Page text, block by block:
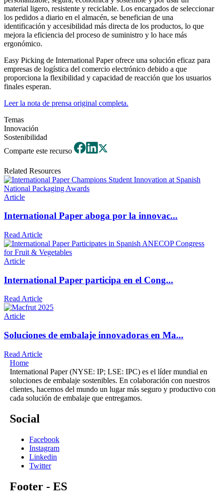
material ligero, resistente y reciclable. Los encargados de seleccionar
los pedidos a diario en el almacén, se benefician de una
identificación y accesibilidad más directa de los productos, lo que
mejora la eficiencia del proceso de suministro y lo hace más
ergonómico.
Easy Picking de International Paper ofrece una solución eficaz para
empresas de logística del comercio electrónico debido a que
proporciona la flexibilidad y capacidad de reacción que los usuarios
finales esperan.
Leer la nota de prensa original completa.
Temas
Innovación
Sostenibilidad
Comparte este recurso
Related Resources
Article
International Paper aboga por la innovac...
Read Article
Article
International Paper participa en el Cong...
Read Article
Article
Soluciones de embalaje innovadoras en Ma...
Read Article
Home
International Paper (NYSE: IP; LSE: IPC) es el líder mundial en
soluciones de embalaje sostenibles. En colaboración con nuestros
clientes, hacemos del mundo un lugar más seguro y productivo con
cada solución de embalaje que entregamos.
Social
Facebook
Instagram
Linkedin
Twitter
Footer - ES